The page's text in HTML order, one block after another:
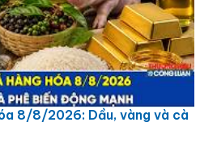
8/8/2026: Dầu, vàng và cà